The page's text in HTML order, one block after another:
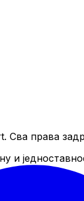
Сва права
и